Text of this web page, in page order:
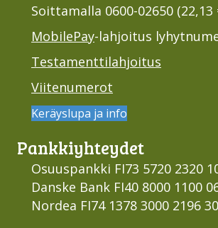
Soittamalla 0600-02650 (22,13
MobilePay-lahjoitus
Testamenttilahjoitus
Viitenumerot
Keräyslupa ja info
Pankki­yhteydet
Osuuspankki FI73 5720 2320
Danske Bank FI40 8000 1100
Nordea FI74 1378 3000 2196 30